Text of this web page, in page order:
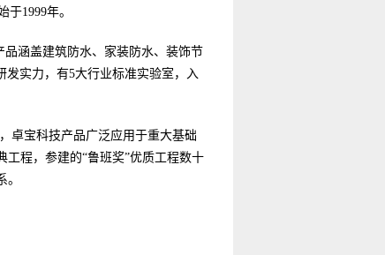
1999年。
涵盖建筑防水、家装防水、装饰节
实力，有5大行业标准实验室，入
卓宝科技产品广泛应用于重大基础
程，参建的“鲁班奖”优质工程数十